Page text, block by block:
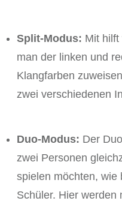
Split-Modus: Mit hilft
man der linken und
Klangfarben
zwei verschiedenen
Duo-Modus: Der
zwei Personen
spielen möchten, wie
Schüler. Hier werden